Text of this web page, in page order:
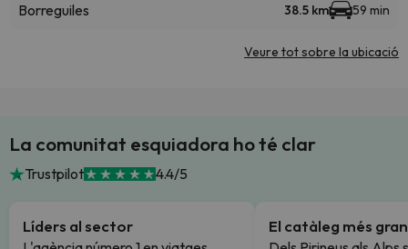
Borreguiles 38.5 km 59 min
Veure tot sobre la ubicació
La comunitat esquiadora ho té clar
Trustpilot 4.4/5
Líders al sector El catàleg més gran